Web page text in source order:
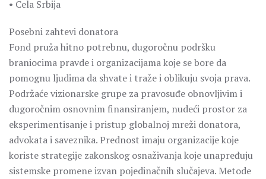
• Cela Srbija
Posebni zahtevi donatora
Fond pruža hitno potrebnu, dugoročnu podršku
braniocima pravde i organizacijama koje se bore da
pomognu ljudima da shvate i traže i oblikuju svoja prava.
Podržaće vizionarske grupe za pravosuđe obnovljivim i
dugoročnim osnovnim finansiranjem, nudeći prostor za
eksperimentisanje i pristup globalnoj mreži donatora,
advokata i saveznika. Prednost imaju organizacije koje
koriste strategije zakonskog osnaživanja koje unapređuju
sistemske promene izvan pojedinačnih slučajeva. Metode